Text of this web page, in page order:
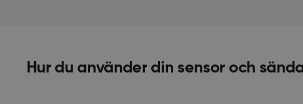
Hur du använder din sensor och